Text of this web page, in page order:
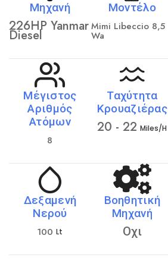
Μηχανή
226HP Yanmar
Diesel
Μοντέλο
Mimi Libeccio 8,5
Wa
Μέγιστος
Αριθμός
Ατόμων
8
Ταχύτητα
Κρουαζιέρας
20 - 22 Miles/h
Δεξαμενή
Νερού
100 Lt
Βοηθητική
Μηχανή
Οχι